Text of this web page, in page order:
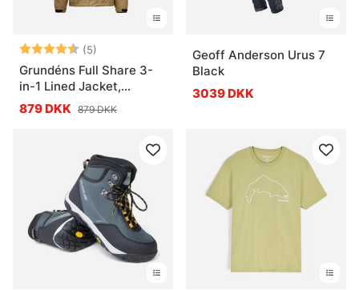
Vurdering: (5)
4.4 ud af 5 stjerner
Grundéns Full Share 3-
in-1 Lined Jacket,
Petrified Oak
879 DKK 879 DKK
Geoff Anderson Urus 7
Black
3039 DKK